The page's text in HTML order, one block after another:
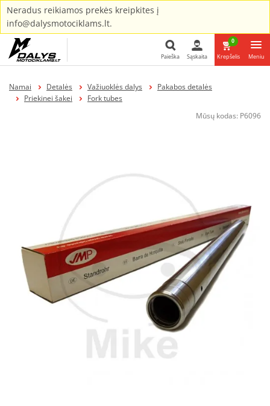
Neradus reikiamos prekės kreipkites į
info@dalysmotociklams.lt.
Paieška Sąskaita
0
Krepšelis Meniu
Namai Detalės Važiuoklės dalys
Pakabos detalės
Priekinei šakei
Fork tubes
Mūsų kodas: P6096